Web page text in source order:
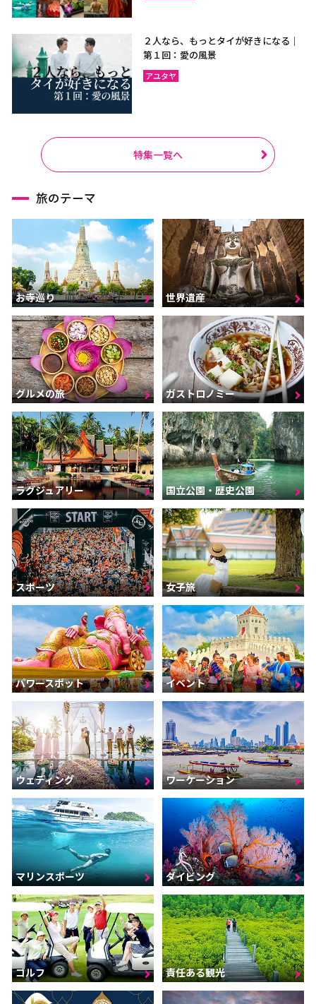
２人なら、もっとタイが好きになる｜
第１回：愛の風景
アユタヤ
特集一覧へ
旅のテーマ
お寺巡り 世界遺産
グルメの旅 ガストロノミー
ラグジュアリー 国立公園・歴史公園
スポーツ 女子旅
パワースポット イベント
ウェディング ワーケーション
マリンスポーツ ダイビング
ゴルフ 責任ある観光